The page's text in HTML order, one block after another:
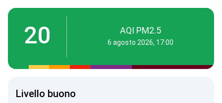
20 AQI PM2.5
6 agosto 2026, 17:00
Livello buono